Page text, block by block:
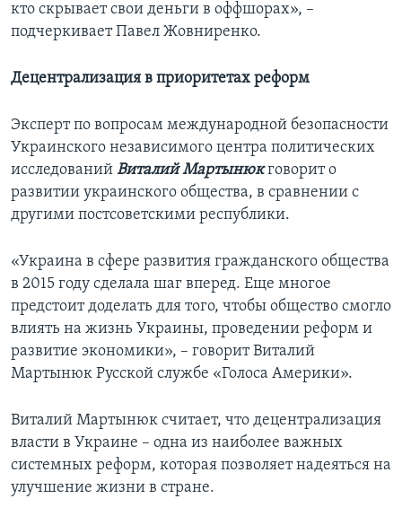
кто скрывает свои деньги в оффшорах», –
подчеркивает Павел Жовниренко.
Децентрализация в приоритетах реформ
Эксперт по вопросам международной безопасности
Украинского независимого центра политических
исследований Виталий Мартынюкговорит о
развитии украинского общества, в сравнении с
другими постсоветскими республики.
«Украина в сфере развития гражданского общества
в 2015 году сделала шаг вперед. Еще многое
предстоит доделать для того, чтобы общество смогло
влиять на жизнь Украины, проведении реформ и
развитие экономики», – говорит Виталий
Мартынюк Русской службе «Голоса Америки».
Виталий Мартынюк считает, что децентрализация
власти в Украине – одна из наиболее важных
системных реформ, которая позволяет надеяться на
улучшение жизни в стране.